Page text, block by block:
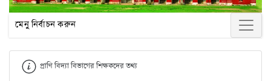
মেনু নির্বাচন করুন
প্রাণি বিদ্যা বিভাগের শিক্ষকদের তথ্য